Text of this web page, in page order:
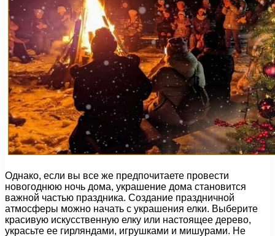
Однако, если вы все же предпочитаете провести
новогоднюю ночь дома, украшение дома становится
важной частью праздника. Создание праздничной
атмосферы можно начать с украшения елки. Выберите
красивую искусственную елку или настоящее дерево,
украсьте ее гирляндами, игрушками и мишурами. Не